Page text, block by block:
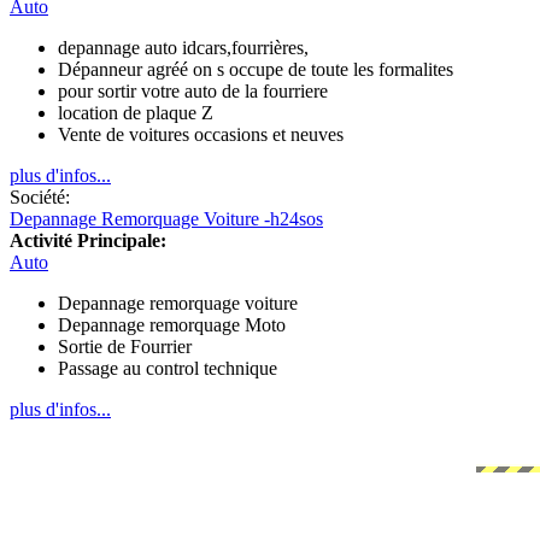
Auto
depannage auto idcars,fourrières,
Dépanneur agréé on s occupe de toute les formalites
pour sortir votre auto de la fourriere
location de plaque Z
Vente de voitures occasions et neuves
plus d'infos...
Société:
Depannage Remorquage Voiture -h24sos
Activité Principale:
Auto
Depannage remorquage voiture
Depannage remorquage Moto
Sortie de Fourrier
Passage au control technique
plus d'infos...